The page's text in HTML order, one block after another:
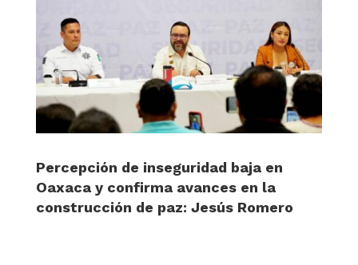
Percepción de inseguridad baja en
Oaxaca y confirma avances en la
construcción de paz: Jesús Romero